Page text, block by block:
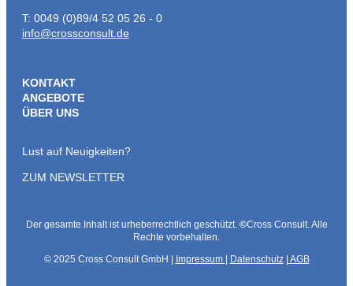
T: 0049 (0)89/4 52 05 26 - 0
info@crossconsult.de
KONTAKT
ANGEBOTE
ÜBER UNS
Lust auf Neuigkeiten?
ZUM NEWSLETTER
Der gesamte Inhalt ist urheberrechtlich geschützt. ©Cross Consult. Alle
Rechte vorbehalten.
© 2025 Cross Consult GmbH |
Impressum Datenschutz| AGB